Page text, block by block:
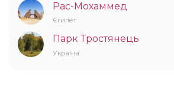
Рас-Мохаммед
Єгипет
Парк Тростянець
Україна